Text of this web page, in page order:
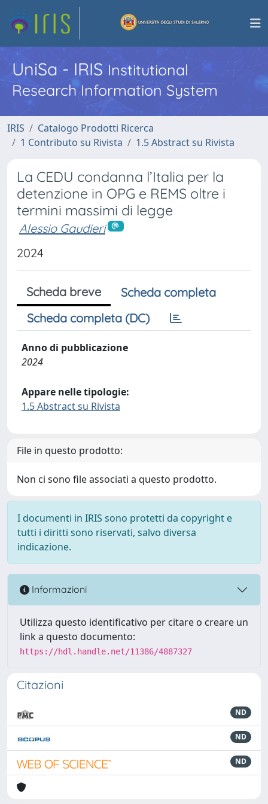
UniSa - IRISInstitutional
Research Information System
IRIS
Catalogo Prodotti Ricerca
1 Contributo su Rivista
1.5 Abstract su Rivista
La CEDU condanna l’Italia per la
detenzione in OPG e REMS oltre i
termini massimi di legge
Alessio Gaudieri
2024
Scheda breve
Scheda completa
Scheda completa (DC)
Anno di pubblicazione
2024
Appare nelle tipologie:
1.5 Abstract su Rivista
File in questo prodotto:
Non ci sono file associati a questo prodotto.
I documenti in IRIS sono protetti da copyright e
tutti i diritti sono riservati, salvo diversa
indicazione.
Informazioni
Utilizza questo identificativo per citare o creare un
link a questo documento:
https://hdl.handle.net/11386/4887327
Citazioni
ND
ND
ND